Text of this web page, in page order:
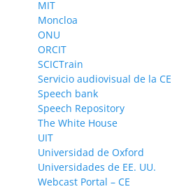
MIT
Moncloa
ONU
ORCIT
SCICTrain
Servicio audiovisual de la CE
Speech bank
Speech Repository
The White House
UIT
Universidad de Oxford
Universidades de EE. UU.
Webcast Portal – CE